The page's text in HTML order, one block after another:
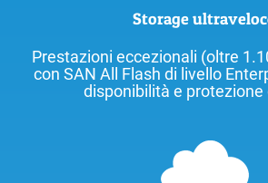
Storage
Prestazioni eccezionali (oltre
con SAN All Flash di livello
disponibilità e protezione